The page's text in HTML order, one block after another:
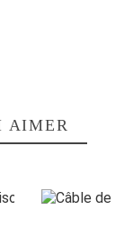
AIMER